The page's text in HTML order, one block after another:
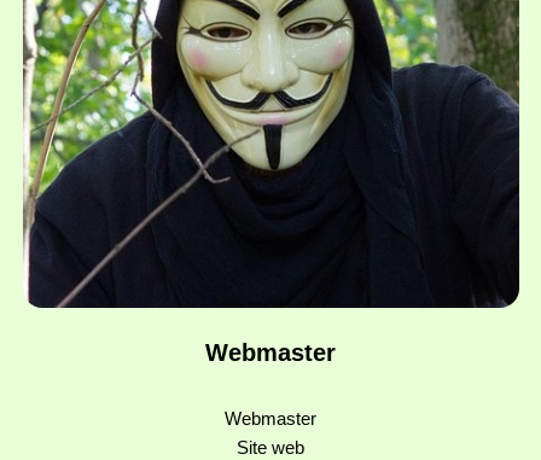
Webmaster
Webmaster
Site web